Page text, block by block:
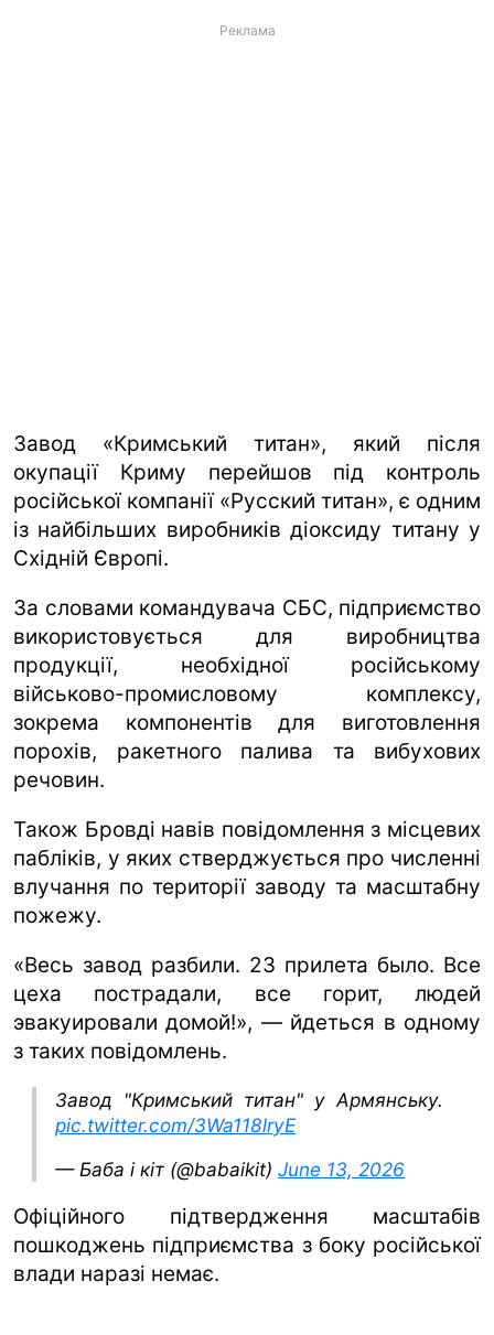
Реклама
Завод «Кримський титан», який після
окупації Криму перейшов під контроль
російської компанії «Русский титан», є одним
із найбільших виробників діоксиду титану у
Східній Європі.
За словами командувача СБС, підприємство
використовується для виробництва
продукції, необхідної російському
військово-промисловому комплексу,
зокрема компонентів для виготовлення
порохів, ракетного палива та вибухових
речовин.
Також Бровді навів повідомлення з місцевих
пабліків, у яких стверджується про численні
влучання по території заводу та масштабну
пожежу.
«Весь завод разбили. 23 прилета было. Все
цеха пострадали, все горит, людей
эвакуировали домой!», — йдеться в одному
з таких повідомлень.
Завод "Кримський титан" у Армянську.
pic.twitter.com/3Wa118lryE
— Баба і кіт (@babaikit)June 13, 2026
Офіційного підтвердження масштабів
пошкоджень підприємства з боку російської
влади наразі немає.